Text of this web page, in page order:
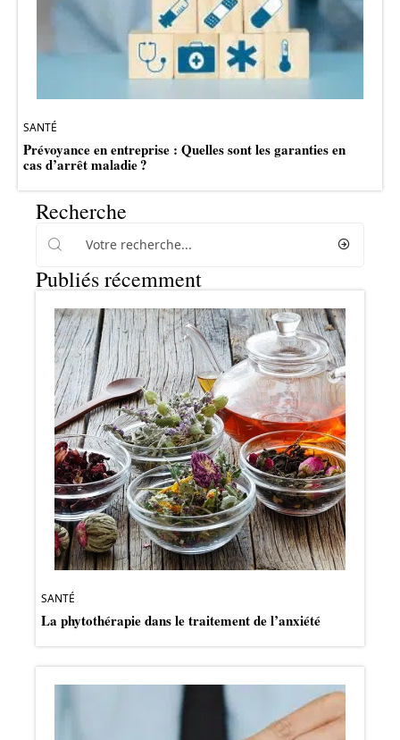
SANTÉ
Prévoyance en entreprise : Quelles sont les garanties en
cas d’arrêt maladie ?
Recherche
Publiés récemment
SANTÉ
La phytothérapie dans le traitement de l’anxiété